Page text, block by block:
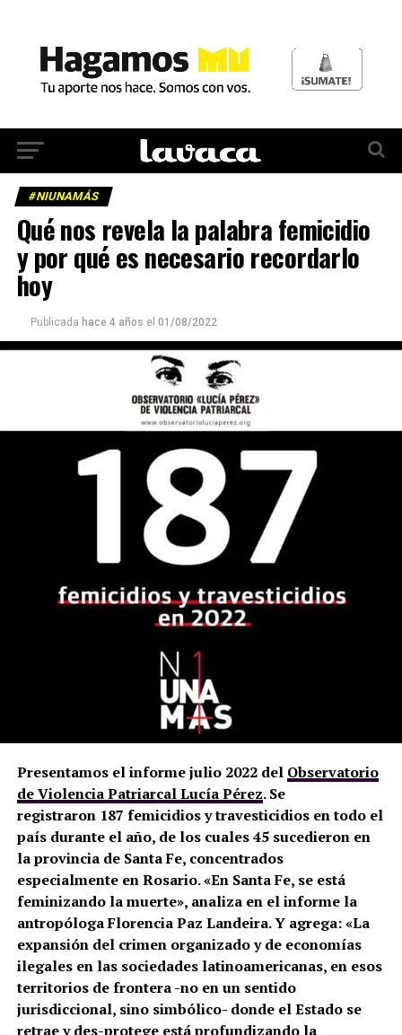
#NIUNAMÁS
Qué nos revela la palabra femicidio
y por qué es necesario recordarlo
hoy
Publicada hace 4 años el 01/08/2022
Presentamos el informe julio 2022 del Observatorio
de Violencia Patriarcal Lucía Pérez. Se
registraron 187 femicidios y travesticidios en todo el
país durante el año, de los cuales 45 sucedieron en
la provincia de Santa Fe, concentrados
especialmente en Rosario. «En Santa Fe, se está
feminizando la muerte», analiza en el informe la
antropóloga Florencia Paz Landeira. Y agrega: «La
expansión del crimen organizado y de economías
ilegales en las sociedades latinoamericanas, en esos
territorios de frontera -no en un sentido
jurisdiccional, sino simbólico- donde el Estado se
retrae y des-protege está profundizando la